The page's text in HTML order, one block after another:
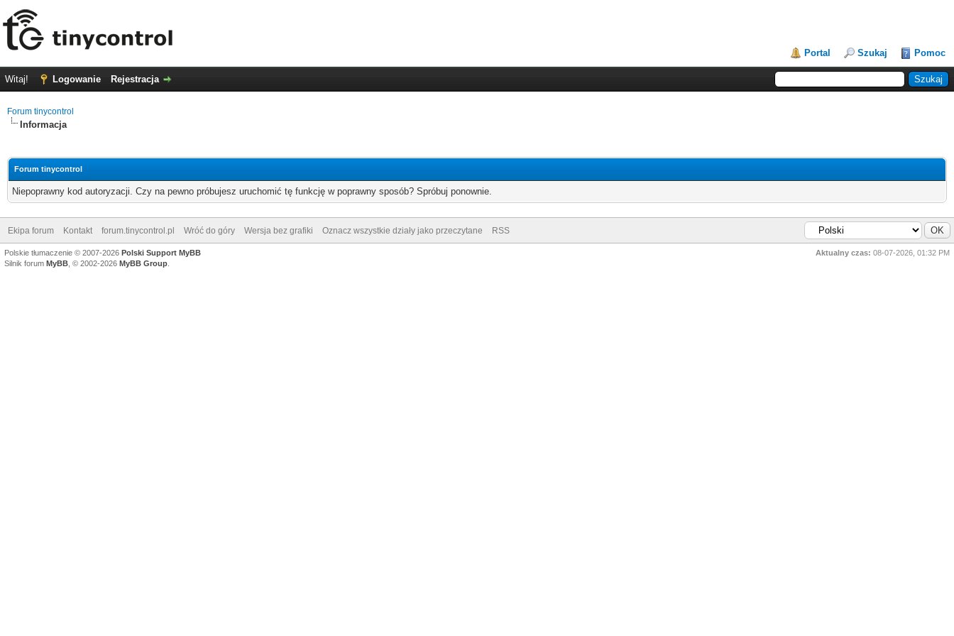
Portal Szukaj Pomoc
Witaj! Logowanie Rejestracja
Forum tinycontrol
Informacja
Forum tinycontrol
Niepoprawny kod autoryzacji. Czy na pewno próbujesz uruchomić tę funkcję w poprawny sposób? Spróbuj ponownie.
Ekipa forum Kontakt forum.tinycontrol.pl Wróć do góry Wersja bez grafiki Oznacz wszystkie działy jako przeczytane RSS
Aktualny czas: 08-07-2026, 01:32 PM
Polskie tłumaczenie © 2007-2026 Polski Support MyBB
Silnik forum MyBB , © 2002-2026 MyBB Group